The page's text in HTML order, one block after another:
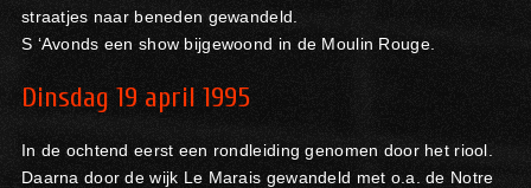
straatjes naar beneden gewandeld.
S ‘Avonds een show bijgewoond in de Moulin Rouge.
Dinsdag 19 april 1995
In de ochtend eerst een rondleiding genomen door het riool.
Daarna door de wijk Le Marais gewandeld met o.a. de Notre